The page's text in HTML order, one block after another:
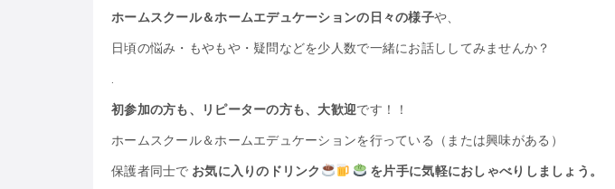
ホームスクール＆ホームエデュケーションの日々の様子や、
日頃の悩み・もやもや・疑問などを少人数で一緒にお話ししてみませんか？
初参加の方も、リピーターの方も、大歓迎です！！
ホームスクール＆ホームエデュケーションを行っている（または興味がある）
保護者同士で お気に入りのドリンク を片手に気軽におしゃべりしましょう。